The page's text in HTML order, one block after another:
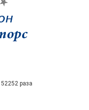
52252 раза